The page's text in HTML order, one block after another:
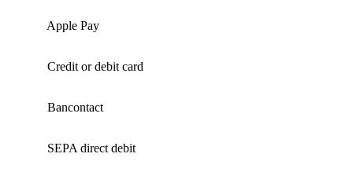
Apple Pay
Credit or debit card
Bancontact
SEPA direct debit